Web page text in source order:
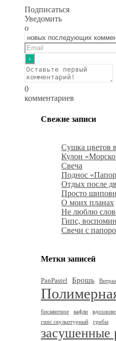
Подписаться
Уведомить
о
0
комментариев
Свежие записи
Сушка цветов
Кулон
Свеча
Поднос
Отдых после
Просто
О моих планах
Не люблю
Гипс,
Свечи с
Метки записей
PanPastel Брошь
бисквитное вафли
гипс скульптурный грибы
засушенные